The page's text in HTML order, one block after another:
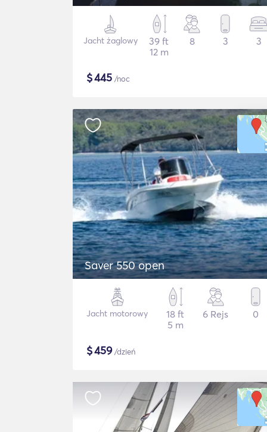
Jacht żaglowy
39 ft
12 m
8 3 3
$445 /noc
Saver 550 open
Jacht motorowy
18 ft
5 m
6 Rejs 0
$459/dzień